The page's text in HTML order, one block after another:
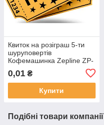
Квиток на розіграш 5-ти
шуруповертів
Кофемашинка Zepline ZP-
0,01 ₴
Купити
Подібні товари компанії